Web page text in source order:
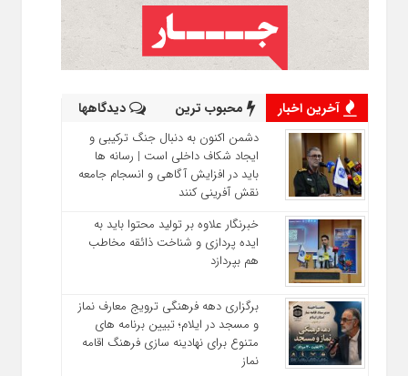
آخرین اخبار محبوب ترین دیدگاهها
دشمن اکنون به دنبال جنگ ترکیبی و
ایجاد شکاف داخلی است | رسانه‌ ها
باید در افزایش آگاهی و انسجام جامعه
نقش‌ آفرینی کنند
خبرنگار علاوه بر تولید محتوا باید به
ایده‌ پردازی و شناخت ذائقه مخاطب
هم بپردازد
برگزاری دهه فرهنگی ترویج معارف نماز
و مسجد در ایلام؛ تبیین برنامه‌ های
متنوع برای نهادینه‌ سازی فرهنگ اقامه
نماز